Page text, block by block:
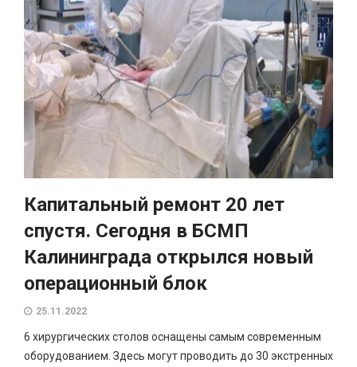
Капитальный ремонт 20 лет
спустя. Сегодня в БСМП
Калининграда открылся новый
операционный блок
25.11.2022
6 хирургических столов оснащены самым современным
оборудованием. Здесь могут проводить до 30 экстренных